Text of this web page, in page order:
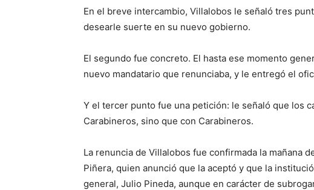
En el breve intercambio, Villalobos le señaló tres
desearle suerte en su nuevo gobierno.
El segundo fue concreto. El hasta ese momento
nuevo mandatario que renunciaba, y le entregó el
Y el tercer punto fue una petición: le señaló que los
Carabineros, sino que con Carabineros.
La renuncia de Villalobos fue confirmada la mañana
Piñera, quien anunció que la aceptó y que la
general, Julio Pineda, aunque en carácter de